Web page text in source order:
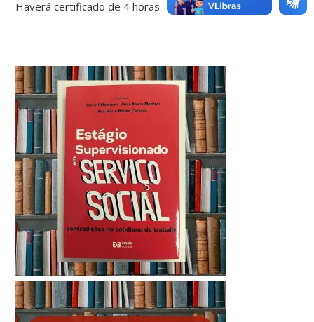
Haverá certificado de 4 horas